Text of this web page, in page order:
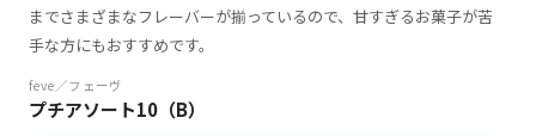
までさまざまなフレーバーが揃っているので、甘すぎるお菓子が苦
手な方にもおすすめです。
feve／フェーヴ
プチアソート10（B）